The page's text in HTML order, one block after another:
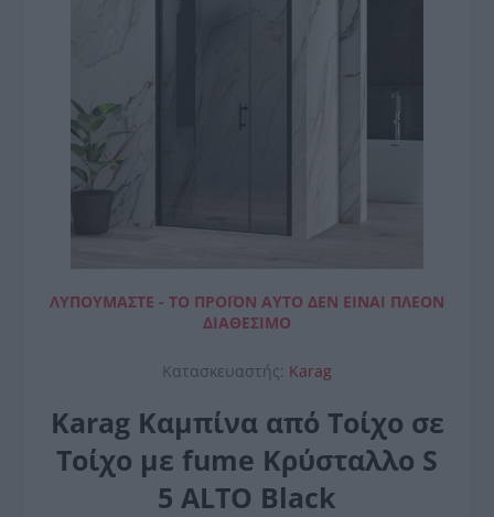
ΛΥΠΟΎΜΑΣΤΕ - ΤΟ ΠΡΟΪΌΝ ΑΥΤΌ ΔΕΝ ΕΊΝΑΙ ΠΛΈΟΝ
ΔΙΑΘΈΣΙΜΟ
Κατασκευαστής: Karag
Karag Καμπίνα από Τοίχο σε
Τοίχο με fume Κρύσταλλο S
5 ALTO Black